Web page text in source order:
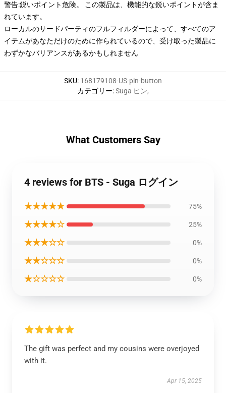
警告:鋭いポイント危険。 この製品は、機能的な鋭いポイントが含ま
れています。
ローカルのサードパーティのフルフィルダーによって、すべてのア
イテムがあなただけのために作られているので、受け取った製品に
わずかなバリアンスがあるかもしれません
SKU: 168179108-US-pin-button
カテゴリー:Suga ピン,
What Customers Say
4 reviews for BTS - Suga ログイン
★★★★★ 75%
★★★★☆ 25%
★★★☆☆ 0%
★★☆☆☆ 0%
★☆☆☆☆ 0%
The gift was perfect and my cousins were overjoyed
with it.
Apr 15, 2025